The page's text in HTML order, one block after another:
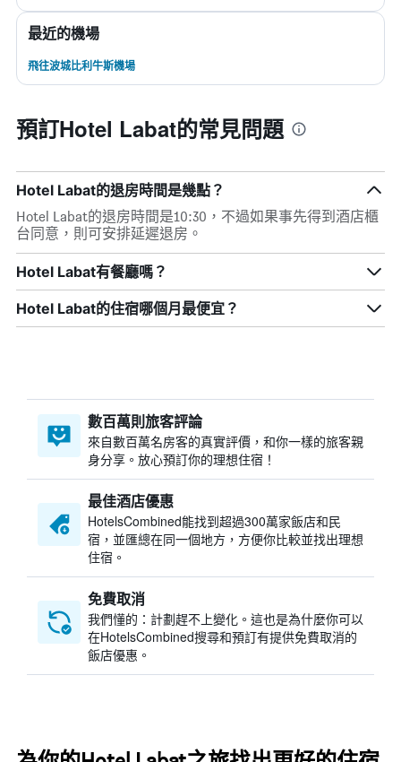
最近的機場
飛往波城比利牛斯機場
預訂Hotel Labat的常見問題
Hotel Labat的退房時間是幾點？
Hotel Labat的退房時間是10:30，不過如果事先得到酒店櫃
台同意，則可安排延遲退房。
Hotel Labat有餐廳嗎？
Hotel Labat​的住宿哪個月最便宜？
數百萬則旅客評論
來自數百萬名房客的真實評價，和你一樣的旅客親
身分享。放心預訂你的理想住宿！
最佳酒店優惠
HotelsCombined​能找到超過300萬家飯店和民
宿，並匯總在同一個地方，方便你比較並找出理想
住宿。
免費取消
我們懂的：計劃趕不上變化。這也是為什麼你可以
在HotelsCombined搜尋和預訂有提供免費取消的
飯店優惠。